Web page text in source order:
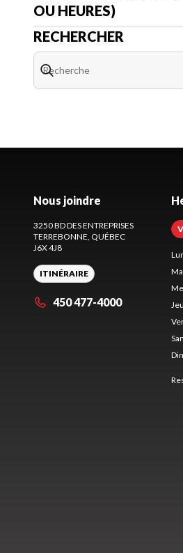
OU HEURES)
RECHERCHER
Nous joindre
3250 BD DES ENTREPRISES
TERREBONNE, QUÉBEC
J6X 4J8
ITINÉRAIRE
450 477-4000